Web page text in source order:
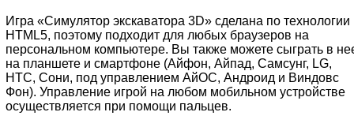
Игра «Симулятор экскаватора 3D» сделана по технологии
HTML5, поэтому подходит для любых браузеров на
персональном компьютере. Вы также можете сыграть в
на планшете и смартфоне (Айфон, Айпад, Самсунг, LG,
HTC, Сони, под управлением АйОС, Андроид и Виндовс
Фон). Управление игрой на любом мобильном устройстве
осуществляется при помощи пальцев.